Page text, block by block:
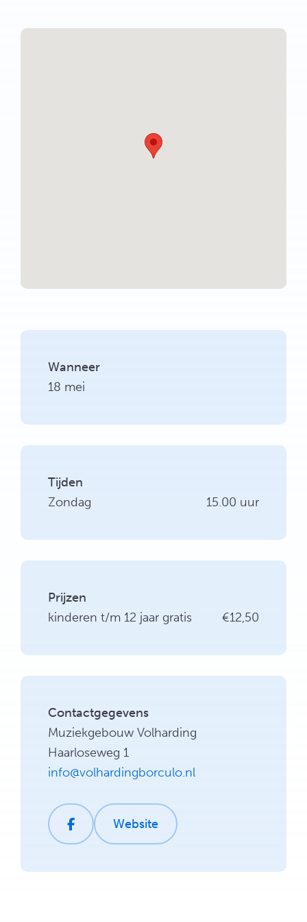
Wanneer
18 mei
Tijden
Zondag
15.00 uur
Prijzen
kinderen t/m 12 jaar gratis
€12,50
Contactgegevens
Muziekgebouw Volharding
Haarloseweg 1
info@volhardingborculo.nl
Website